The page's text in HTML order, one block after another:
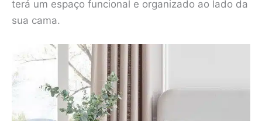
terá um espaço funcional e organizado ao lado da
sua cama.